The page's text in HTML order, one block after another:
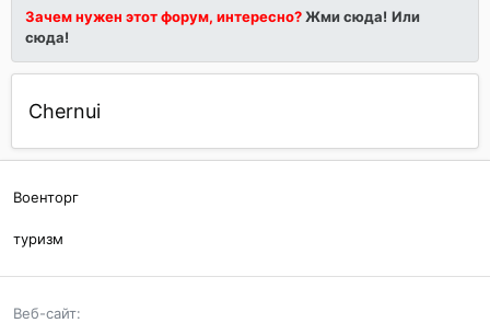
Зачем нужен этот форум, интересно?Жми сюда! Или
сюда!
Chernui
Военторг
туризм
Веб-сайт